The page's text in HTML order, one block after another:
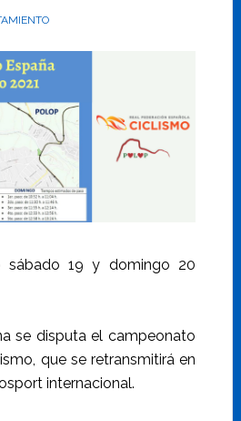
sábado 19 y domingo 20
se disputa el campeonato
que se retransmitirá en
internacional.